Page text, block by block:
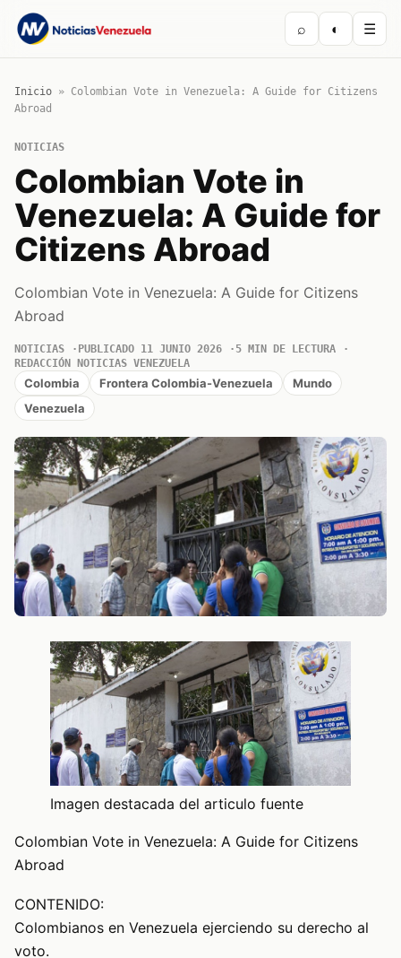
⌕ ◐ ☰
Inicio » Colombian Vote in Venezuela: A Guide for Citizens
Abroad
NOTICIAS
Colombian Vote in
Venezuela: A Guide for
Citizens Abroad
Colombian Vote in Venezuela: A Guide for Citizens
Abroad
NOTICIAS PUBLICADO 11 JUNIO 2026
5 MIN DE LECTURA
REDACCIÓN NOTICIAS VENEZUELA
Colombia Frontera Colombia-Venezuela
Mundo
Venezuela
Imagen destacada del articulo fuente
Colombian Vote in Venezuela: A Guide for Citizens
Abroad
CONTENIDO:
Colombianos en Venezuela ejerciendo su derecho al
voto.